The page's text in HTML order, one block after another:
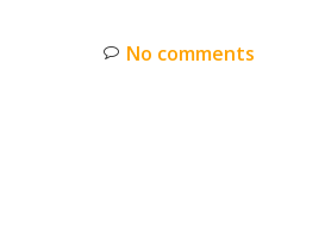
No comments